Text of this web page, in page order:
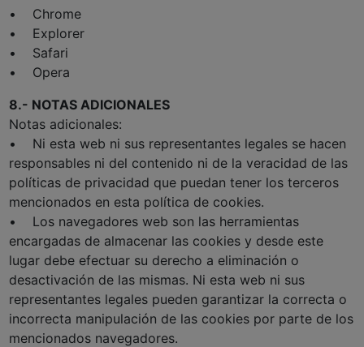
• Chrome
• Explorer
• Safari
• Opera
8.- NOTAS ADICIONALES
Notas adicionales:
• Ni esta web ni sus representantes legales se hacen
responsables ni del contenido ni de la veracidad de las
políticas de privacidad que puedan tener los terceros
mencionados en esta política de cookies.
• Los navegadores web son las herramientas
encargadas de almacenar las cookies y desde este
lugar debe efectuar su derecho a eliminación o
desactivación de las mismas. Ni esta web ni sus
representantes legales pueden garantizar la correcta o
incorrecta manipulación de las cookies por parte de los
mencionados navegadores.